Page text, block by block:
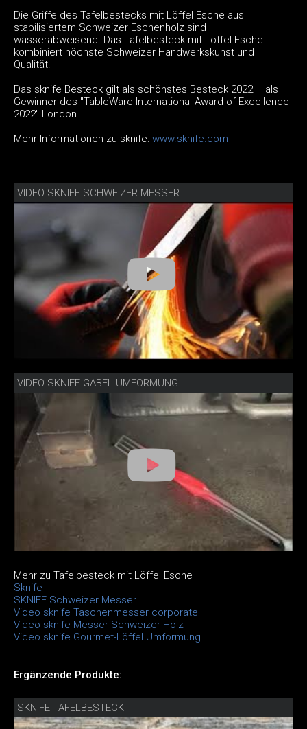
Die Griffe des Tafelbestecks mit Löffel Esche aus
stabilisiertem Schweizer Eschenholz sind
wasserabweisend. Das Tafelbesteck mit Löffel Esche
kombiniert höchste Schweizer Handwerkskunst und
Qualität.
Das sknife Besteck gilt als schönstes Besteck 2022 – als
Gewinner des "TableWare International Award of Excellence
2022" London.
Mehr Informationen zu sknife: www.sknife.com
VIDEO SKNIFE SCHWEIZER MESSER
VIDEO SKNIFE GABEL UMFORMUNG
Mehr zu Tafelbesteck mit Löffel Esche
Sknife
SKNIFE Schweizer Messer
Video sknife Taschenmesser corporate
Video sknife Messer Schweizer Holz
Video sknife Gourmet-Löffel Umformung
Ergänzende Produkte:
SKNIFE TAFELBESTECK